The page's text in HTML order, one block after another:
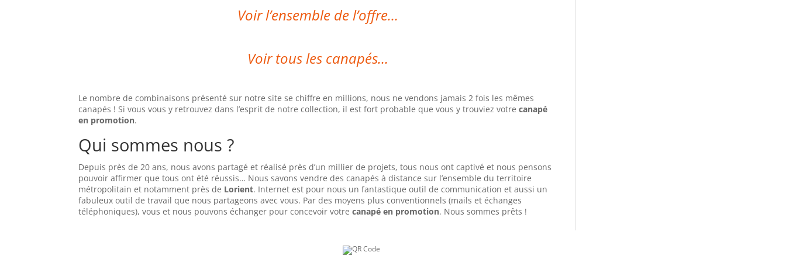
Voir l’ensemble de l’offre…
Voir tous les canapés…
Le nombre de combinaisons présenté sur notre site se chiffre en millions, nous ne vendons jamais 2 fois les mêmes
canapés ! Si vous vous y retrouvez dans l’esprit de notre collection, il est fort probable que vous y trouviez votrecanapé
en promotion.
Qui sommes nous ?
Depuis près de 20 ans, nous avons partagé et réalisé près d’un millier de projets, tous nous ont captivé et nous pensons
pouvoir affirmer que tous ont été réussis… Nous savons vendre des canapés à distance sur l’ensemble du territoire
métropolitain et notamment près de Lorient. Internet est pour nous un fantastique outil de communication et aussi un
fabuleux outil de travail que nous partageons avec vous. Par des moyens plus conventionnels (mails et échanges
téléphoniques), vous et nous pouvons échanger pour concevoir votrecanapé en promotion. Nous sommes prêts !